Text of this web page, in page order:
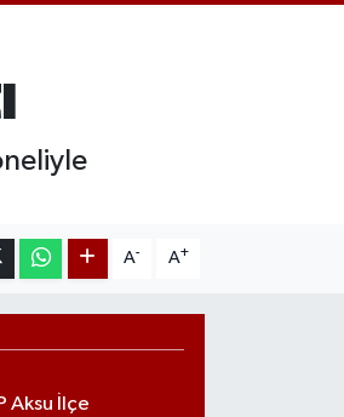
A- A+
Aksu İlçe